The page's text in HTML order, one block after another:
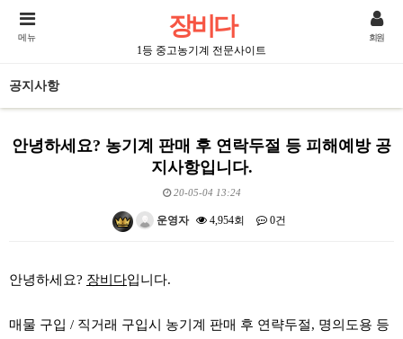
장비다
1등 중고농기계 전문사이트
메뉴 회원
공지사항
안녕하세요? 농기계 판매 후 연락두절 등 피해예방 공
지사항입니다.
20-05-04 13:24
운영자 4,954회 0건
안녕하세요? 장비다입니다.
매물 구입 / 직거래 구입시 농기계 판매 후 연략두절, 명의도용 등